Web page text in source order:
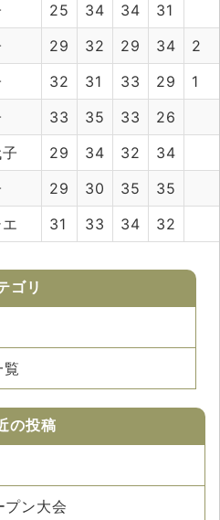
25 34 34
31
29 32 29 34
2
32 31 33 29
1
33 35 33
26
29 34 32
34
29 30 35
35
31 33 34 32
ゴリ
の投稿
ン大会